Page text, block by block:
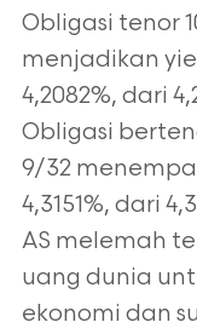
Obligasi tenor
menjadikan
4,2082%, dari
Obligasi
9/32
4,3151%, dari
AS melemah
uang dunia
ekonomi dan